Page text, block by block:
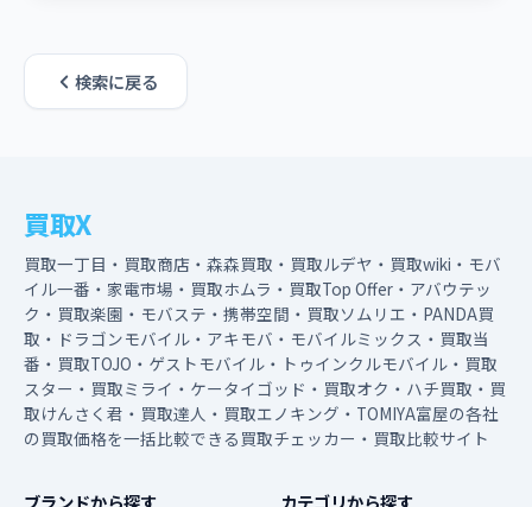
検索に戻る
買取X
買取一丁目・買取商店・森森買取・買取ルデヤ・買取wiki・モバ
イル一番・家電市場・買取ホムラ・買取Top Offer・アバウテッ
ク・買取楽園・モバステ・携帯空間・買取ソムリエ・PANDA買
取・ドラゴンモバイル・アキモバ・モバイルミックス・買取当
番・買取TOJO・ゲストモバイル・トゥインクルモバイル・買取
スター・買取ミライ・ケータイゴッド・買取オク・ハチ買取・買
取けんさく君・買取達人・買取エノキング・TOMIYA富屋の各社
の買取価格を一括比較できる買取チェッカー・買取比較サイト
ブランドから探す カテゴリから探す